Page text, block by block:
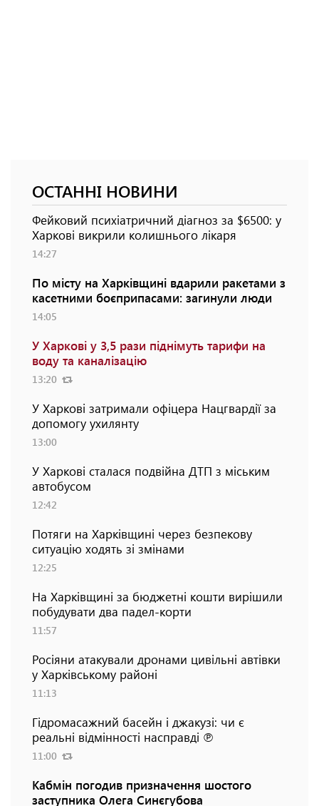
ОСТАННІ НОВИНИ
Фейковий психіатричний діагноз за $6500: у
Харкові викрили колишнього лікаря
14:27
По місту на Харківщині вдарили ракетами з
касетними боєприпасами: загинули люди
14:05
У Харкові у 3,5 рази піднімуть тарифи на
воду та каналізацію
13:20
У Харкові затримали офіцера Нацгвардії за
допомогу ухилянту
13:00
У Харкові сталася подвійна ДТП з міським
автобусом
12:42
Потяги на Харківщині через безпекову
ситуацію ходять зі змінами
12:25
На Харківщині за бюджетні кошти вирішили
побудувати два падел-корти
11:57
Росіяни атакували дронами цивільні автівки
у Харківському районі
11:13
Гідромасажний басейн і джакузі: чи є
реальні відмінності насправді ℗
11:00
Кабмін погодив призначення шостого
заступника Олега Синєгубова